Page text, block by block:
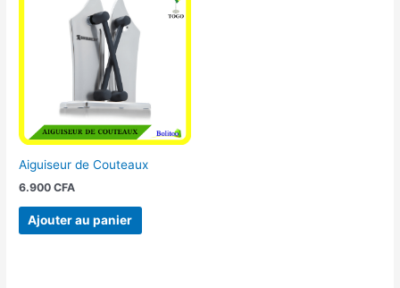
Aiguiseur de Couteaux
6.900CFA
Ajouter au panier